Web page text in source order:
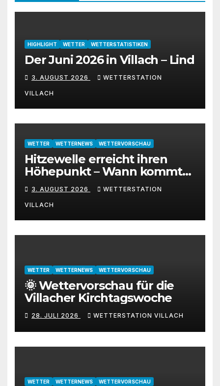
HIGHLIGHT WETTER WETTERSTATISTIKEN
Der Juni 2026 in Villach – Lind
3. AUGUST 2026 WETTERSTATION
VILLACH
WETTER WETTERNEWS WETTERVORSCHAU
Hitzewelle erreicht ihren
Höhepunkt – Wann kommt
die Abkühlung?
3. AUGUST 2026 WETTERSTATION
VILLACH
WETTER WETTERNEWS WETTERVORSCHAU
🌞 Wettervorschau für die
Villacher Kirchtagswoche
28. JULI 2026 WETTERSTATION VILLACH
WETTER WETTERNEWS WETTERVORSCHAU